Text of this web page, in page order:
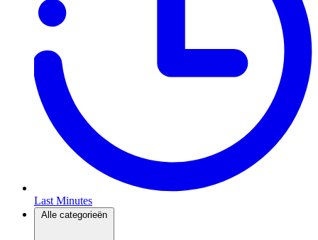
Last Minutes
Alle categorieën